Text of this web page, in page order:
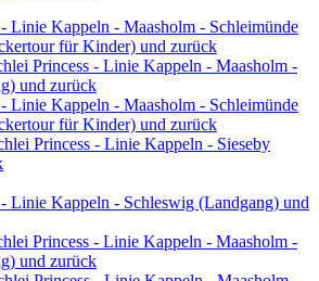
Linie Kappeln - Maasholm - Schleimünde
für Kinder) und zurück
Princess - Linie Kappeln - Maasholm -
und zurück
Linie Kappeln - Maasholm - Schleimünde
für Kinder) und zurück
Princess - Linie Kappeln - Sieseby
Linie Kappeln - Schleswig (Landgang) und
Princess - Linie Kappeln - Maasholm -
und zurück